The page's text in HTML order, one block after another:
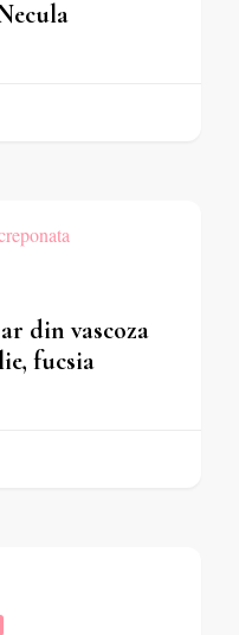
din vascoza
fucsia